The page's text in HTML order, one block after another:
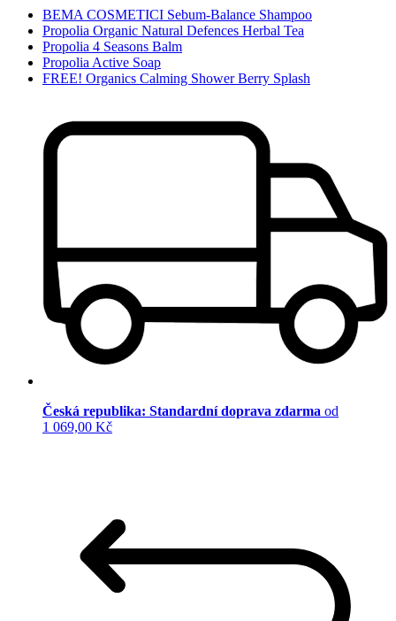
BEMA COSMETICI Sebum-Balance Shampoo
Propolia Organic Natural Defences Herbal Tea
Propolia 4 Seasons Balm
Propolia Active Soap
FREE! Organics Calming Shower Berry Splash
Česká republika: Standardní doprava zdarma od
1 069,00 Kč